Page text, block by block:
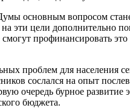
основным вопросом
эти цели дополнительно
профинансировать
проблем для населения
сослался на опыт
очередь бурное
бюджета.